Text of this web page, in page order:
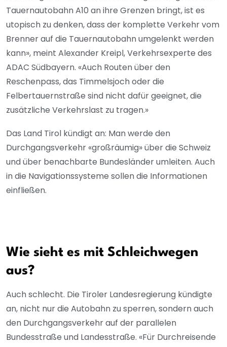
Tauernautobahn A10 an ihre Grenzen bringt, ist es
utopisch zu denken, dass der komplette Verkehr vom
Brenner auf die Tauernautobahn umgelenkt werden
kann», meint Alexander Kreipl, Verkehrsexperte des
ADAC Südbayern. «Auch Routen über den
Reschenpass, das Timmelsjoch oder die
Felbertauernstraße sind nicht dafür geeignet, die
zusätzliche Verkehrslast zu tragen.»
Das Land Tirol kündigt an: Man werde den
Durchgangsverkehr «großräumig» über die Schweiz
und über benachbarte Bundesländer umleiten. Auch
in die Navigationssysteme sollen die Informationen
einfließen.
Wie sieht es mit Schleichwegen
aus?
Auch schlecht. Die Tiroler Landesregierung kündigte
an, nicht nur die Autobahn zu sperren, sondern auch
den Durchgangsverkehr auf der parallelen
Bundesstraße und Landesstraße. «Für Durchreisende